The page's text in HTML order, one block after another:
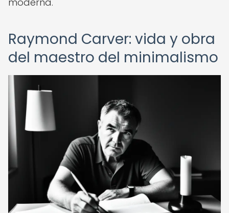
Raymond Carver: vida y obra
del maestro del minimalismo